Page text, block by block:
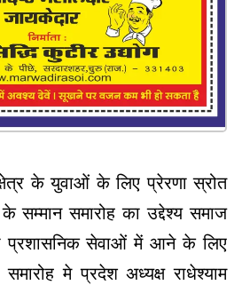
के युवाओं के लिए प्रेरणा स्रोत
सम्मान समारोह का उद्देश्य समाज
प्रशासनिक सेवाओं में आने के लिए
मे प्रदेश अध्यक्ष राधेश्याम